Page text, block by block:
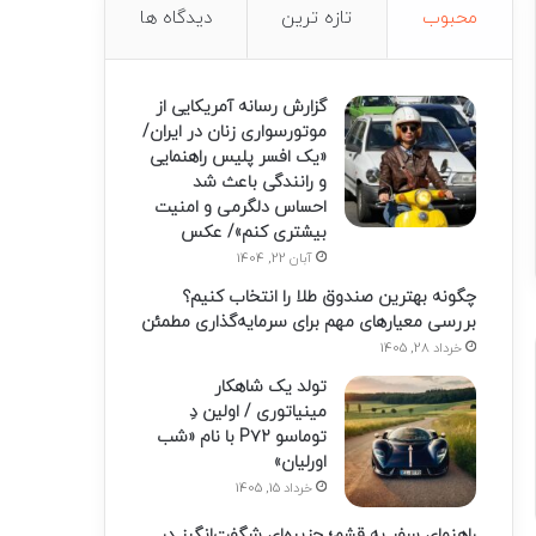
محبوب تازه ترین دیدگاه ها
گزارش رسانه آمریکایی از
موتورسواری زنان در ایران/
«یک افسر پلیس راهنمایی
و رانندگی باعث شد
احساس دلگرمی و امنیت
بیشتری کنم»/ عکس
آبان 22, 1404
چگونه بهترین صندوق طلا را انتخاب کنیم؟
بررسی معیارهای مهم برای سرمایه‌گذاری مطمئن
خرداد 28, 1405
تولد یک شاهکار
مینیاتوری / اولین دِ
توماسو P۷۲ با نام «شب
اورلیان»
خرداد 15, 1405